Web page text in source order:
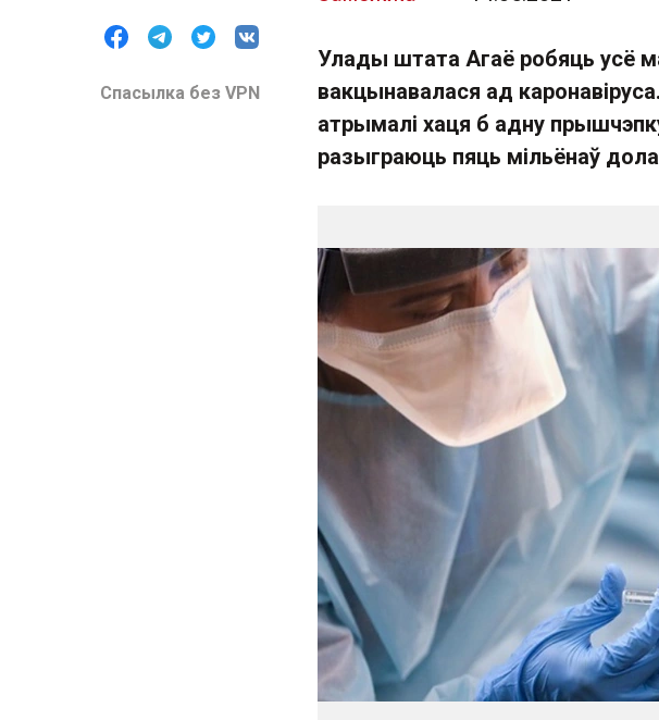
Спасылка без VPN
Улады штата Агаё робяць усё
вакцынавалася ад
атрымалі хаця б адну
разыграюць пяць мільёнаў